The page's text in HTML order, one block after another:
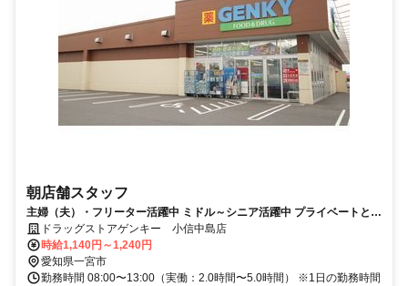
朝店舗スタッフ
主婦（夫）・フリーター活躍中 ミドル～シニア活躍中 プライベートと仕
事の両立をしませんか？？
ドラッグストアゲンキー 小信中島店
時給1,140円～1,240円
愛知県一宮市
勤務時間 08:00〜13:00（実働：2.0時間〜5.0時間） ※1日の勤務時間